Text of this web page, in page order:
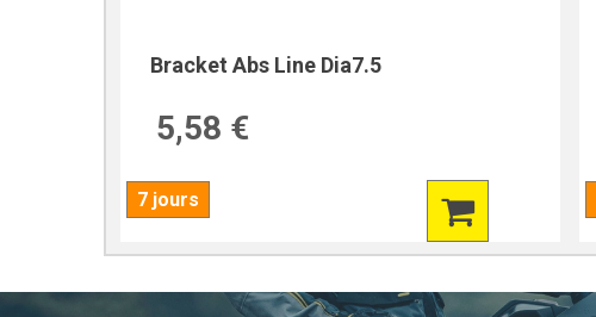
Bracket Abs Line Dia7.5
5,58 €
7 jours